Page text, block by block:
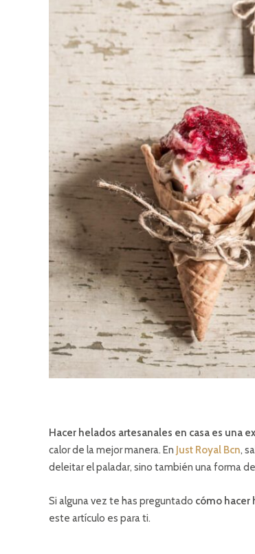
Hacer helados artesanales en casa es una
calor de la mejor manera. En Just Royal Bcn,
deleitar el paladar, sino también una forma
Si alguna vez te has preguntado cómo hacer
este artículo es para ti.